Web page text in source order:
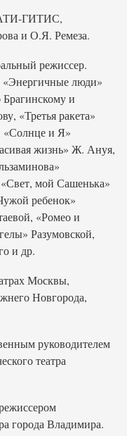
ГИТИС,
и О.Я. Ремеза.
режиссер.
«Энергичные люди»
и
«Третья ракета»
«Солнце и Я»
жизнь» Ж. Ануя,
мой Сашенька»
ребенок»
«Ромео и
Разумовской,
и др.
Москвы,
Новгорода,
руководителем
театра
города Владимира.